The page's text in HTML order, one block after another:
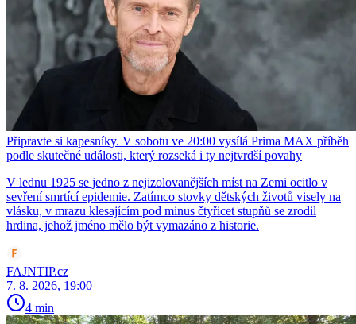
Připravte si kapesníky. V sobotu ve 20:00 vysílá Prima MAX příběh
podle skutečné události, který rozseká i ty nejtvrdší povahy
V lednu 1925 se jedno z nejizolovanějších míst na Zemi ocitlo v
sevření smrtící epidemie. Zatímco stovky dětských životů visely na
vlásku, v mrazu klesajícím pod minus čtyřicet stupňů se zrodil
hrdina, jehož jméno mělo být vymazáno z historie.
FAJNTIP.cz
7. 8. 2026, 19:00
4 min